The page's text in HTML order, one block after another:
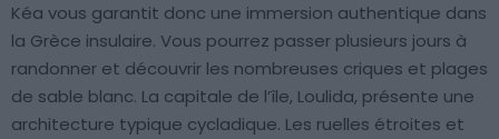
Kéa vous garantit donc une immersion authentique dans
la Grèce insulaire. Vous pourrez passer plusieurs jours à
randonner et découvrir les nombreuses criques et plages
de sable blanc. La capitale de l’île, Loulida, présente une
architecture typique cycladique. Les ruelles étroites et